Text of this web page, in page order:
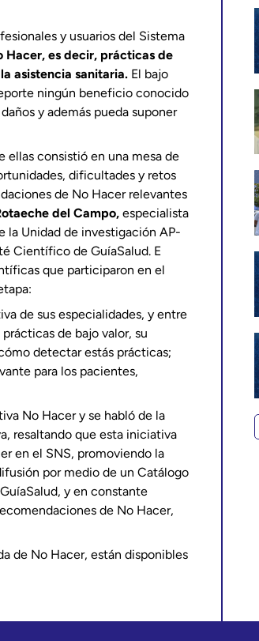
y usuarios del Sistema
Hacer, es decir, prácticas de
asistencia sanitaria. El bajo
ningún beneficio conocido
y además pueda suponer
ellas consistió en una mesa de
dificultades y retos
de No Hacer relevantes
del Campo, especialista
la Unidad de investigación AP-
Científico de GuíaSalud. E
que participaron en el
de sus especialidades, y entre
de bajo valor, su
detectar estás prácticas;
para los pacientes,
No Hacer y se habló de la
resaltando que esta iniciativa
en el SNS, promoviendo la
por medio de un Catálogo
y en constante
de No Hacer,
de No Hacer, están disponibles